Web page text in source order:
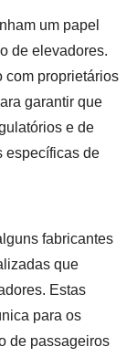
um papel
de elevadores.
com proprietários
garantir que
e de
específicas de
fabricantes
que
Estas
para os
de passageiros